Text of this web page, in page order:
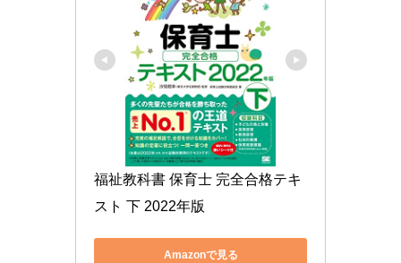
福祉教科書 保育士 完全合格テキ
スト 下 2022年版
Amazonで見る